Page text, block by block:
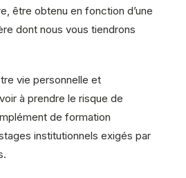
être obtenu en fonction d’une
dont nous vous tiendrons
vie personnelle et
à prendre le risque de
de formation
institutionnels exigés par